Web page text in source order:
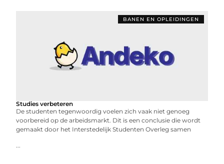
BANEN EN OPLEIDINGEN
Studies verbeteren
De studenten tegenwoordig voelen zich vaak niet genoeg
voorbereid op de arbeidsmarkt. Dit is een conclusie die wordt
gemaakt door het Interstedelijk Studenten Overleg samen
...